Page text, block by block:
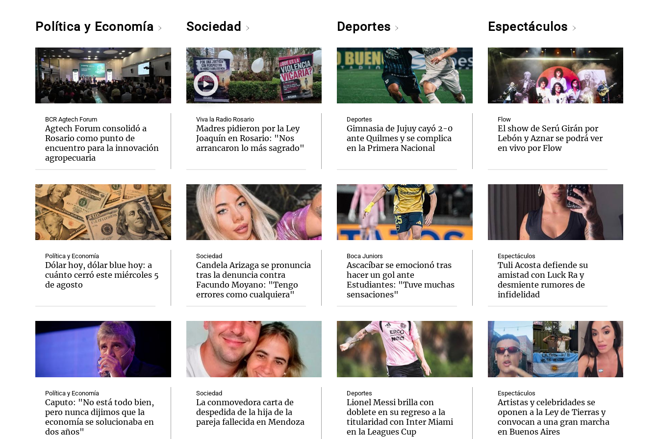
Política y Economía
BCR Agtech Forum
Agtech Forum consolidó a
Rosario como punto de
encuentro para la innovación
agropecuaria
Política y Economía
Dólar hoy, dólar blue hoy: a
cuánto cerró este miércoles 5
de agosto
Política y Economía
Caputo: "No está todo bien,
pero nunca dijimos que la
economía se solucionaba en
dos años"
Sociedad
Viva la Radio Rosario
Madres pidieron por la Ley
Joaquín en Rosario: "Nos
arrancaron lo más sagrado"
Sociedad
Candela Arizaga se pronuncia
tras la denuncia contra
Facundo Moyano: "Tengo
errores como cualquiera"
Sociedad
La conmovedora carta de
despedida de la hija de la
pareja fallecida en Mendoza
Deportes
Deportes
Gimnasia de Jujuy cayó 2-0
ante Quilmes y se complica
en la Primera Nacional
Boca Juniors
Ascacíbar se emocionó tras
hacer un gol ante
Estudiantes: "Tuve muchas
sensaciones"
Deportes
Lionel Messi brilla con
doblete en su regreso a la
titularidad con Inter Miami
en la Leagues Cup
Espectáculos
Flow
El show de Serú Girán por
Lebón y Aznar se podrá ver
en vivo por Flow
Espectáculos
Tuli Acosta defiende su
amistad con Luck Ra y
desmiente rumores de
infidelidad
Espectáculos
Artistas y celebridades se
oponen a la Ley de Tierras y
convocan a una gran marcha
en Buenos Aires
Notas
El huracán de Arequito
Notas
Cadena 3 en Groenlandia
Notas